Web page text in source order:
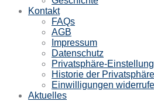
Kontakt
FAQs
AGB
Impressum
Datenschutz
Privatsphäre-
Historie der
Einwilligungen
Aktuelles